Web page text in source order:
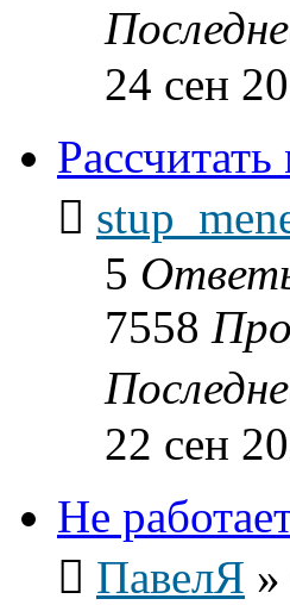
24 сен
5
7558
22 сен
Не
ПавелЯ »